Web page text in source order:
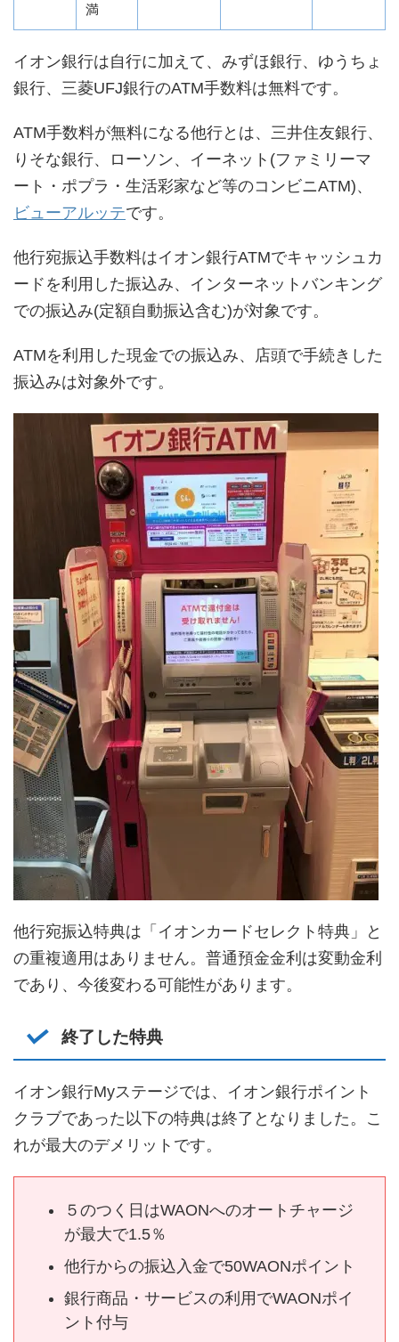
満
イオン銀行は自行に加えて、みずほ銀行、ゆうちょ
銀行、三菱UFJ銀行のATM手数料は無料です。
ATM手数料が無料になる他行とは、三井住友銀行、
りそな銀行、ローソン、イーネット(ファミリーマ
ート・ポプラ・生活彩家など等のコンビニATM)、
ビューアルッテです。
他行宛振込手数料はイオン銀行ATMでキャッシュカ
ードを利用した振込み、インターネットバンキング
での振込み(定額自動振込含む)が対象です。
ATMを利用した現金での振込み、店頭で手続きした
振込みは対象外です。
他行宛振込特典は「イオンカードセレクト特典」と
の重複適用はありません。普通預金金利は変動金利
であり、今後変わる可能性があります。
終了した特典
イオン銀行Myステージでは、イオン銀行ポイント
クラブであった以下の特典は終了となりました。こ
れが最大のデメリットです。
５のつく日はWAONへのオートチャージ
が最大で1.5％
他行からの振込入金で50WAONポイント
銀行商品・サービスの利用でWAONポイ
ント付与